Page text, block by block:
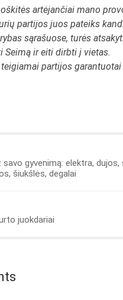
artėjančiai mano
partijos juos pateiks
sąrašuose, turės
Seimą ir eiti dirbti į vietas.
partijos
gyvenimą: elektra, dujos,
šiukšlės, degalai
juokdariai